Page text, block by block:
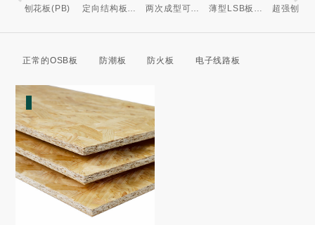
刨花板(PB) 定向结构板(OSB) 两次成型可饰面定向结构板(T-FOSB) 薄型LSB板(T-LSB)
正常的OSB板 防潮板 防火板 电子线路板